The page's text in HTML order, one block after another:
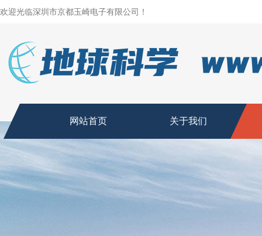
欢迎光临深圳市京都玉崎电子有限公司！
网站首页 关于我们